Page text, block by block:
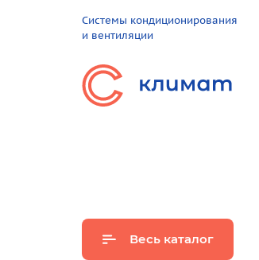
Системы кондиционирования
и вентиляции
Весь каталог